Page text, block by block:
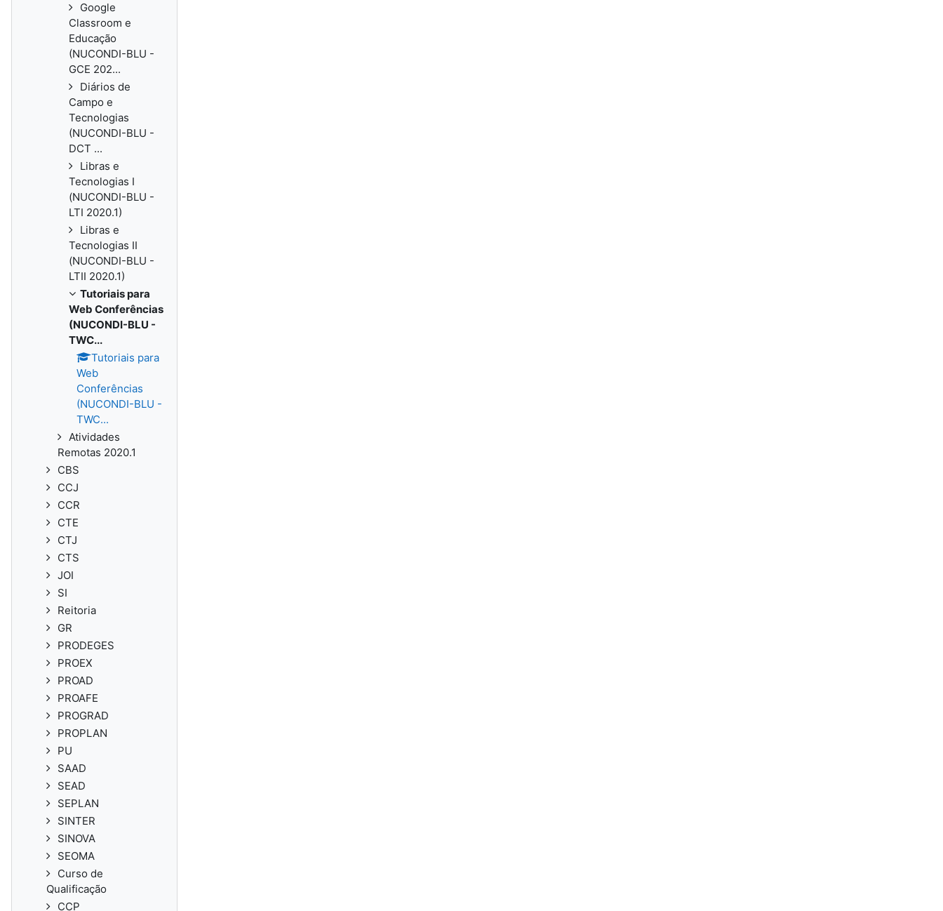
Google
Classroom e
Educação
(NUCONDI-BLU -
GCE 202...
Diários de
Campo e
Tecnologias
(NUCONDI-BLU -
DCT ...
Libras e
Tecnologias I
(NUCONDI-BLU -
LTI 2020.1)
Libras e
Tecnologias II
(NUCONDI-BLU -
LTII 2020.1)
Tutoriais para
Web Conferências
(NUCONDI-BLU -
TWC...
Tutoriais para
Web
Conferências
(NUCONDI-BLU -
TWC...
Atividades
Remotas 2020.1
CBS
CCJ
CCR
CTE
CTJ
CTS
JOI
SI
Reitoria
GR
PRODEGES
PROEX
PROAD
PROAFE
PROGRAD
PROPLAN
PU
SAAD
SEAD
SEPLAN
SINTER
SINOVA
SEOMA
Curso de
Qualificação
CCP